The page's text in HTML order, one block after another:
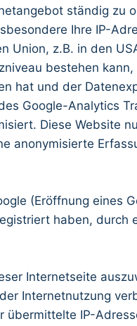
ständig zu
Ihre IP-
Union, z.B. in den
bestehen
hat und der
Google-Analytics
Diese Website
anonymisierte
(Eröffnung eines
haben, durch
Internetseite
Internetnutzung
übermittelte IP-